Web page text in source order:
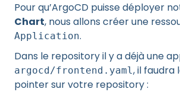
Pour qu’ArgoCD puisse déployer
Chart, nous allons créer une
Application.
Dans le repository il y a déjà une
argocd/frontend.yaml, il faudra
pointer sur votre repository :